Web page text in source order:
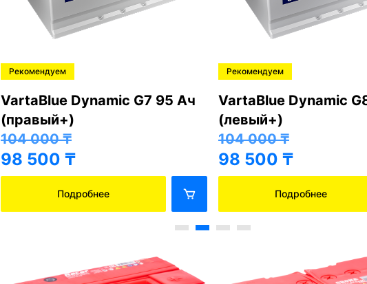
Рекомендуем
VartaBlue Dynamic G7 95 Ач
(правый+)
104 000₸
98 500 ₸
Подробнее
Рекомендуем
VartaBlue Dynamic
(левый+)
104 000₸
98 500 ₸
Подробнее